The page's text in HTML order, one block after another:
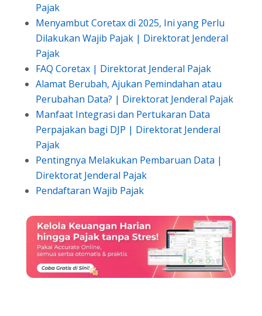
Pajak
Menyambut Coretax di 2025, Ini yang Perlu
Dilakukan Wajib Pajak | Direktorat Jenderal
Pajak
FAQ Coretax | Direktorat Jenderal Pajak
Alamat Berubah, Ajukan Pemindahan atau
Perubahan Data? | Direktorat Jenderal Pajak
Manfaat Integrasi dan Pertukaran Data
Perpajakan bagi DJP | Direktorat Jenderal
Pajak
Pentingnya Melakukan Pembaruan Data |
Direktorat Jenderal Pajak
Pendaftaran Wajib Pajak